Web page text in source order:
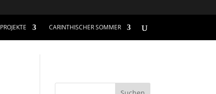
PROJEKTE CARINTHISCHER SOMMER